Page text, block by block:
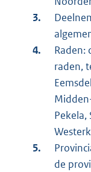
Raden:
raden,
Pekela,
de